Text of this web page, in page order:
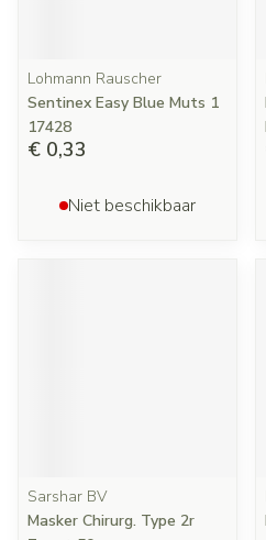
Lohmann Rauscher
Sentinex Easy Blue Muts 1
17428
€ 0,33
Niet beschikbaar
Sarshar BV
Masker Chirurg. Type 2r